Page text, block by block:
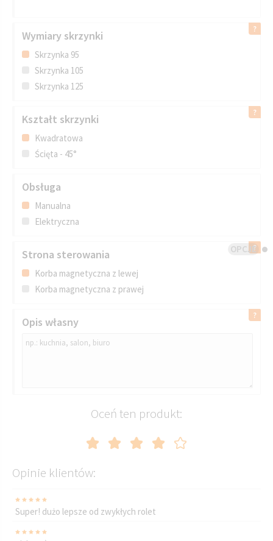
OPCJE
Wymiary skrzynki
Skrzynka 95
Skrzynka 105
Skrzynka 125
Kształt skrzynki
Kwadratowa
Ścięta - 45°
Obsługa
Manualna
Elektryczna
Strona sterowania
Korba magnetyczna z lewej
Korba magnetyczna z prawej
Opis własny
Oceń ten produkt:
Opinie klientów:
Super! dużo lepsze od zwykłych rolet